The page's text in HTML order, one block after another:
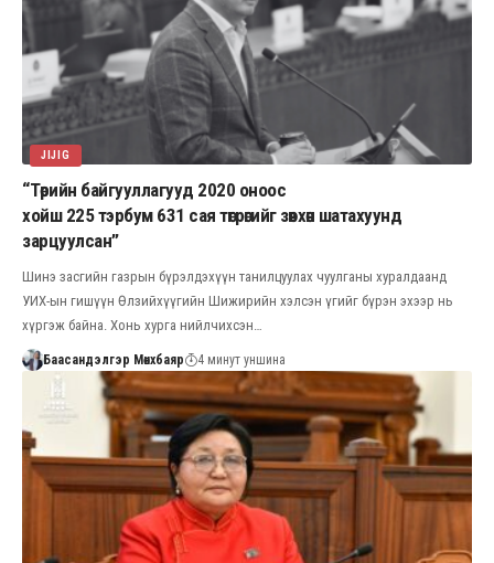
JIJIG
“Төрийн байгууллагууд 2020 оноос
хойш 225 тэрбум 631 сая төгрөгийг зөвхөн шатахуунд
зарцуулсан”
Шинэ засгийн газрын бүрэлдэхүүн танилцуулах чуулганы хуралдаанд
УИХ-ын гишүүн Өлзийхүүгийн Шижирийн хэлсэн үгийг бүрэн эхээр нь
хүргэж байна. Хонь хурга нийлчихсэн…
Баасандэлгэр Мөнхбаяр 4 минут уншина